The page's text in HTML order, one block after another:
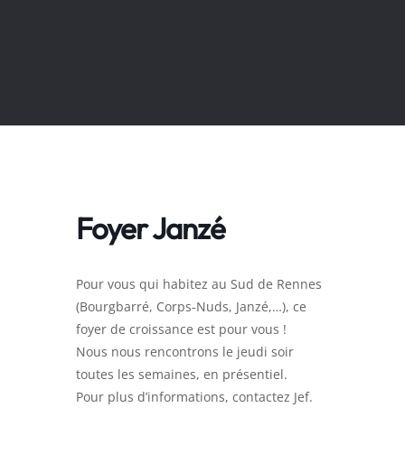
Foyer Janzé
Pour vous qui habitez au Sud de Rennes
(Bourgbarré, Corps-Nuds, Janzé,…), ce
foyer de croissance est pour vous !
Nous nous rencontrons le jeudi soir
toutes les semaines, en présentiel.
Pour plus d’informations, contactez Jef.